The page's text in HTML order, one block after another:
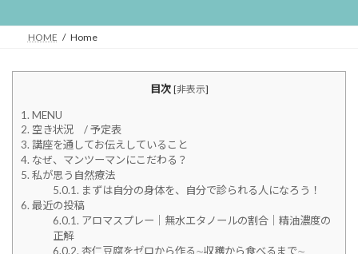
HOME Home
目次 [非表示]
1. MENU
2. 空き状況 / 予定表
3. 講座を通してお伝えしていること
4. なぜ、マンツーマンにこだわる？
5. 私が思う自然療法
5.0.1. まずは自分の身体を、自分で診られる人になろう！
6. 最近の投稿
6.0.1. アロマスプレー｜無水エタノールの割合｜精油濃度の
正解
6.0.2. 杏仁豆腐をゼロから作る∼収穫から食べるまで∼